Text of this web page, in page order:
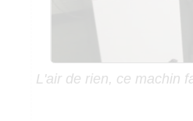
L'air de rien, ce machin